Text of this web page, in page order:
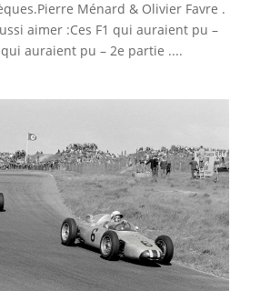
Ménard & Olivier Favre .
aimer :Ces F1 qui auraient pu –
auraient pu – 2e partie ....